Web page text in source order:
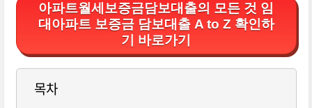
아파트월세보증금담보대출의 모든 것 임
대아파트 보증금 담보대출 A to Z 확인하
기 바로가기
목차